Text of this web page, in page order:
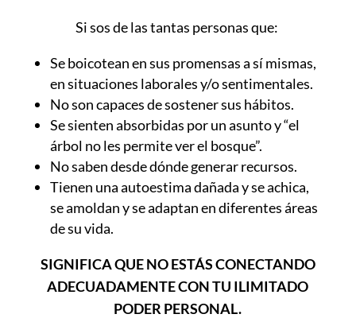
Si sos de las tantas personas que:
Se boicotean en sus promensas a sí mismas,
en situaciones laborales y/o sentimentales.
No son capaces de sostener sus hábitos.
Se sienten absorbidas por un asunto y “el
árbol no les permite ver el bosque”.
No saben desde dónde generar recursos.
Tienen una autoestima dañada y se achica,
se amoldan y se adaptan en diferentes áreas
de su vida.
SIGNIFICA QUE NO ESTÁS CONECTANDO
ADECUADAMENTE CON TU ILIMITADO
PODER PERSONAL.